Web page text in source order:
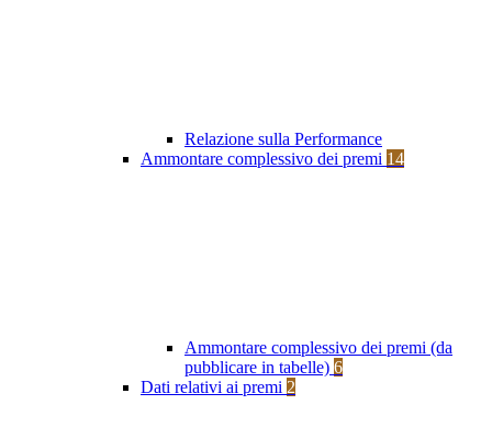
Relazione sulla Performance
Ammontare complessivo dei premi 14
Ammontare complessivo dei premi (da
pubblicare in tabelle) 6
Dati relativi ai premi 2